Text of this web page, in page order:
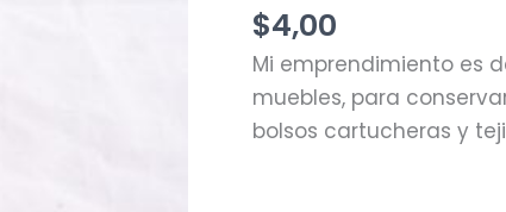
$4,00
Mi emprendimiento es
muebles, para
bolsos cartucheras y
de
manualidades
cantidad